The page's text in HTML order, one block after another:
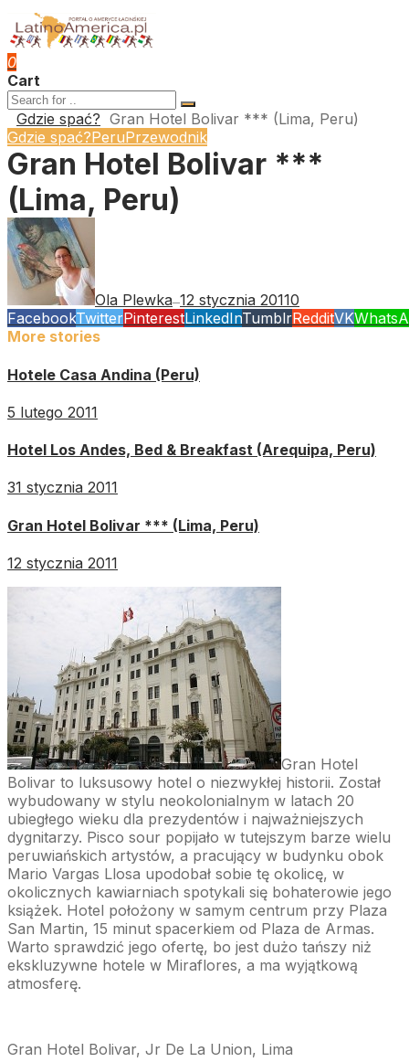
0
Cart
Gdzie spać? Gran Hotel Bolivar *** (Lima, Peru)
Gdzie spać?PeruPrzewodnik
Gran Hotel Bolivar ***
(Lima, Peru)
Ola Plewka—12 stycznia 20110
FacebookTwitterPinterestLinkedInTumblrRedditVK
More stories
Hotele Casa Andina (Peru)
5 lutego 2011
Hotel Los Andes, Bed & Breakfast (Arequipa, Peru)
31 stycznia 2011
Gran Hotel Bolivar *** (Lima, Peru)
12 stycznia 2011
Gran Hotel
Bolivar to luksusowy hotel o niezwykłej historii. Został
wybudowany w stylu neokolonialnym w latach 20
ubiegłego wieku dla prezydentów i najważniejszych
dygnitarzy. Pisco sour popijało w tutejszym barze wielu
peruwiańskich artystów, a pracujący w budynku obok
Mario Vargas Llosa upodobał sobie tę okolicę, w
okolicznych kawiarniach spotykali się bohaterowie jego
książek. Hotel położony w samym centrum przy Plaza
San Martin, 15 minut spacerkiem od Plaza de Armas.
Warto sprawdzić jego ofertę, bo jest dużo tańszy niż
ekskluzywne hotele w Miraflores, a ma wyjątkową
atmosferę.
Gran Hotel Bolivar, Jr De La Union, Lima